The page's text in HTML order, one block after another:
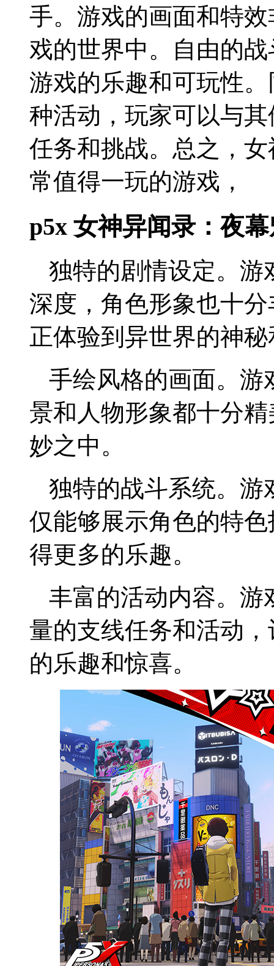
手。游戏的画面和特
戏的世界中。自由的
游戏的乐趣和可玩性
种活动，玩家可以与
任务和挑战。总之，
常值得一玩的游戏，
p5x 女神异闻录：夜
独特的剧情设定。游
深度，角色形象也十
正体验到异世界的神
手绘风格的画面。游
景和人物形象都十分
妙之中。
独特的战斗系统。游
仅能够展示角色的特
得更多的乐趣。
丰富的活动内容。游
量的支线任务和活动
的乐趣和惊喜。